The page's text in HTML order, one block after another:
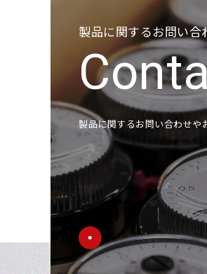
製品に関するお問い合
製品に関するお問い合わせや